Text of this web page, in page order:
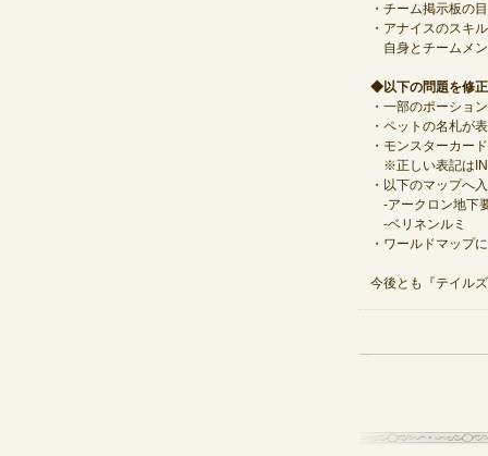
・チーム掲示板の
・アナイスのスキ
自身とチームメ
◆以下の問題を修
・一部のポーショ
・ペットの名札が
・モンスターカー
※正しい表記は
・以下のマップへ
‐アークロン地下
‐ベリネンルミ
・ワールドマップ
今後とも『テイル